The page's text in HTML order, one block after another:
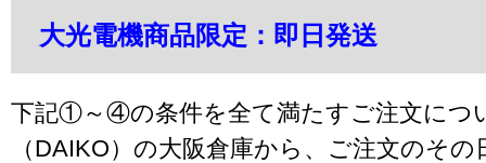
大光電機商品限定：即日発送
下記①～④の条件を全て満たすご注文につ
（DAIKO）の大阪倉庫から、ご注文のそ